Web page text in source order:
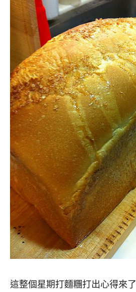
這整個星期打麵糰打出心得來了